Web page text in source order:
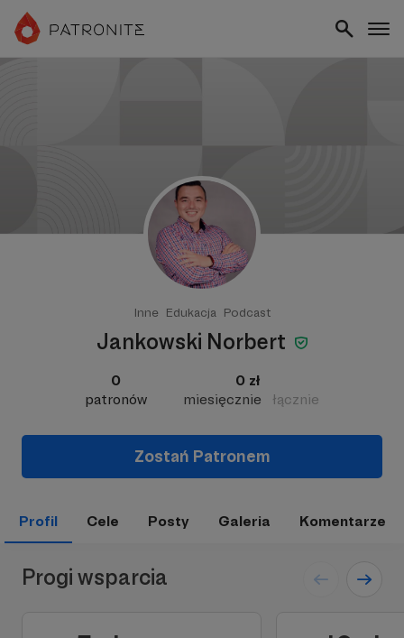
Inne Edukacja Podcast
Jankowski Norbert
0
patronów
0 zł
miesięcznie
łącznie
Zostań Patronem
Profil Cele Posty Galeria Komentarze
Progi wsparcia